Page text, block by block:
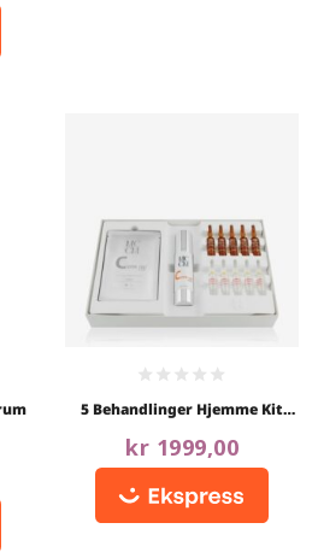
0
out
5
5 Behandlinger Hjemme Kit
CVita180
kr 1999,00